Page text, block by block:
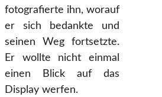
fotografierte ihn, worauf
er sich bedankte und
seinen Weg fortsetzte.
Er wollte nicht einmal
einen Blick auf das
Display werfen.